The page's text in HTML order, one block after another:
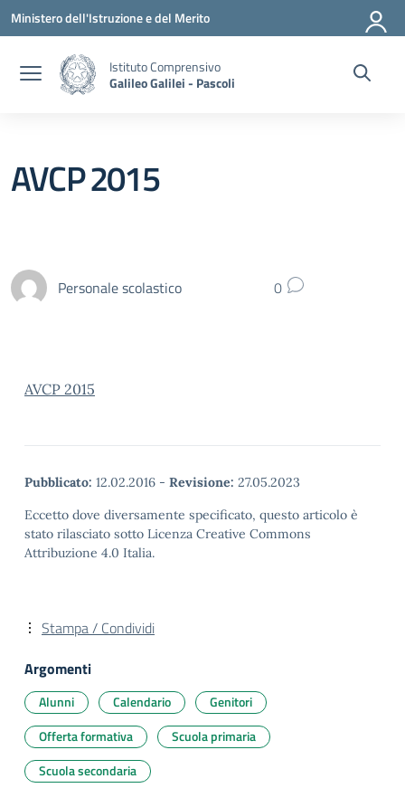
Vai ai contenuti
Vai al menu di navigazione
Vai al footer
Ministero dell'Istruzione e del Merito
Istituto Comprensivo
Galileo Galilei - Pascoli
AVCP 2015
Personale scolastico 0
AVCP 2015
Pubblicato: 12.02.2016 - Revisione: 27.05.2023
Eccetto dove diversamente specificato, questo articolo è
stato rilasciato sotto Licenza Creative Commons
Attribuzione 4.0 Italia.
Stampa / Condividi
Argomenti
Alunni Calendario
Genitori
Offerta formativa
Scuola primaria
Scuola secondaria